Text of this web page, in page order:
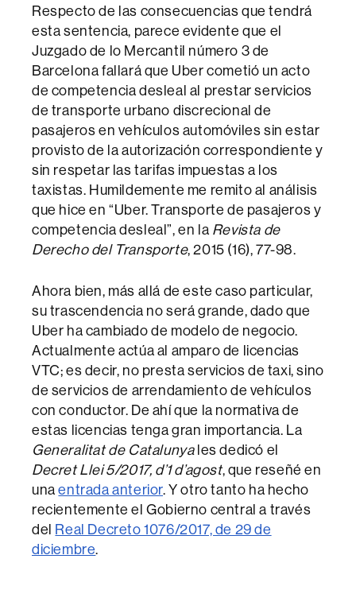
Respecto de las consecuencias que tendrá
esta sentencia, parece evidente que el
Juzgado de lo Mercantil número 3 de
Barcelona fallará que Uber cometió un acto
de competencia desleal al prestar servicios
de transporte urbano discrecional de
pasajeros en vehículos automóviles sin estar
provisto de la autorización correspondiente y
sin respetar las tarifas impuestas a los
taxistas. Humildemente me remito al análisis
que hice en “Uber. Transporte de pasajeros y
competencia desleal”, en la Revista de
Derecho del Transporte, 2015 (16), 77-98.
Ahora bien, más allá de este caso particular,
su trascendencia no será grande, dado que
Uber ha cambiado de modelo de negocio.
Actualmente actúa al amparo de licencias
VTC; es decir, no presta servicios de taxi, sino
de servicios de arrendamiento de vehículos
con conductor. De ahí que la normativa de
estas licencias tenga gran importancia. La
Generalitat de Catalunyales dedicó el
Decret Llei 5/2017, d’1 d’agost, que reseñé en
unaentrada anterior. Y otro tanto ha hecho
recientemente el Gobierno central a través
del Real Decreto 1076/2017, de 29 de
diciembre.